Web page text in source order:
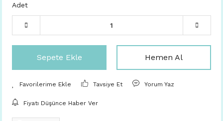
Adet
Sepete Ekle Hemen Al
Tavsiye Et Yorum Yaz
Fiyatı Düşünce Haber Ver